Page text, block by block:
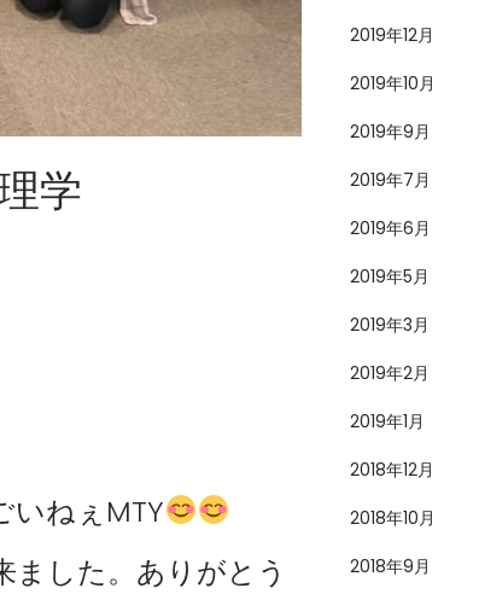
学
いねぇMTY
した。ありがとう
2019年12月
2019年10月
2019年9月
2019年7月
2019年6月
2019年5月
2019年3月
2019年2月
2019年1月
2018年12月
2018年10月
2018年9月